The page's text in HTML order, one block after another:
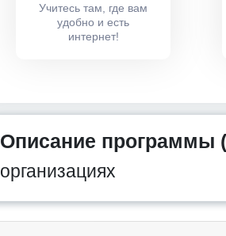
Учитесь там, где вам
удобно и есть
интернет!
Описание программы
организациях